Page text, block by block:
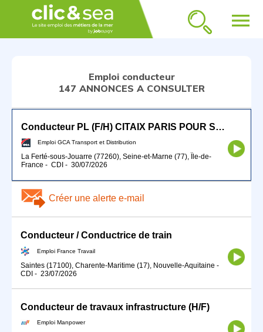
menu
Emploi conducteur
147 ANNONCES A CONSULTER
Conducteur PL (F/H) CITAIX PARIS POUR SEPTEMBRE 2026
Emploi GCA Transport et Distribution
La Ferté-sous-Jouarre (77260), Seine-et-Marne (77), Île-de-
France - CDI - 30/07/2026
Créer une alerte e-mail
Conducteur / Conductrice de train
Emploi France Travail
Saintes (17100), Charente-Maritime (17), Nouvelle-Aquitaine -
CDI - 23/07/2026
Conducteur de travaux infrastructure (H/F)
Emploi Manpower